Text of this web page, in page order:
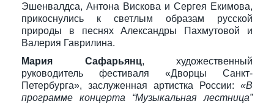
Эшенвалдса, Антона Вискова и Сергея Екимова,
прикоснулись к светлым образам русской
природы в песнях Александры Пахмутовой и
Валерия Гаврилина.
Мария Сафарьянц, художественный
руководитель фестиваля «Дворцы Санкт-
Петербурга», заслуженная артистка России: «В
программе концерта “Музыкальная лестница”